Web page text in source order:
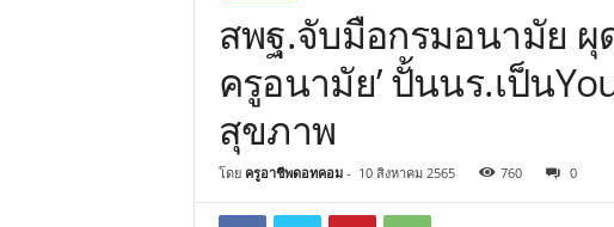
สพฐ.จับมือกรมอนามัย ผุด
ครูอนามัย’ ปั้นนร.เป็น
สุขภาพ
โดย ครูอาชีพดอทคอม- 10 สิงหาคม 2565 760 0